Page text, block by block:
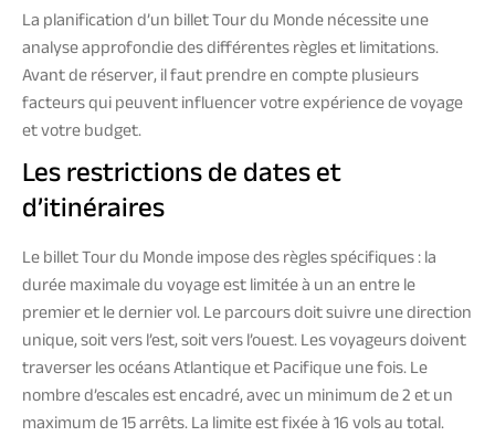
La planification d’un billet Tour du Monde nécessite une
analyse approfondie des différentes règles et limitations.
Avant de réserver, il faut prendre en compte plusieurs
facteurs qui peuvent influencer votre expérience de voyage
et votre budget.
Les restrictions de dates et
d’itinéraires
Le billet Tour du Monde impose des règles spécifiques : la
durée maximale du voyage est limitée à un an entre le
premier et le dernier vol. Le parcours doit suivre une direction
unique, soit vers l’est, soit vers l’ouest. Les voyageurs doivent
traverser les océans Atlantique et Pacifique une fois. Le
nombre d’escales est encadré, avec un minimum de 2 et un
maximum de 15 arrêts. La limite est fixée à 16 vols au total.